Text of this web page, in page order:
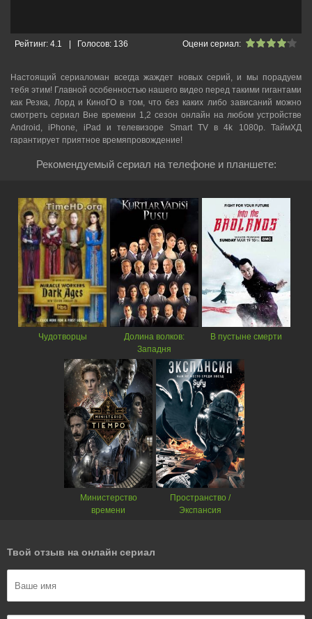
Оцени сериал:
Рейтинг: 4.1 Голосов: 136
Настоящий сериаломан всегда жаждет новых серий, и мы порадуем
тебя этим! Главной особенностью нашего видео перед такими гигантами
как Резка, Лорд и КиноГО в том, что без каких либо зависаний можно
смотреть cериал Вне времени 1,2 сезон онлайн на любом устройстве
Android, iPhone, iPad и телевизоре Smart TV в 4k 1080p. ТаймХД
гарантирует приятное времяпровождение!
Рекомендуемый сериал на телефоне и планшете:
Чудотворцы
Долина волков:
Западня
В пустыне смерти
Министерство
времени
Пространство /
Экспансия
Твой отзыв на онлайн сериал